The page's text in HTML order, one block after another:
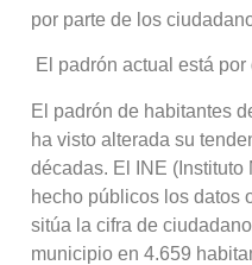
por parte de los
 El padrón actual está
El padrón de habitantes
ha visto alterada su
décadas. El INE
hecho públicos los datos
sitúa la cifra de
municipio en 4.659